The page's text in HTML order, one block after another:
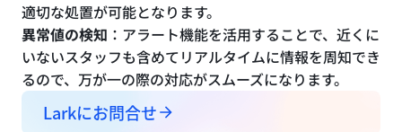
適切な処置が可能となります。
異常値の検知 ：アラート機能を活用することで、近くに
いないスタッフも含めてリアルタイムに情報を周知でき
るので、万が一の際の対応がスムーズになります。
Larkにお問合せ